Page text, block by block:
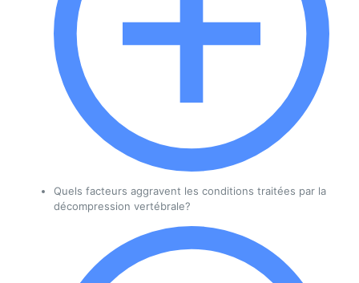
Quels facteurs aggravent les conditions traitées par la
décompression vertébrale?